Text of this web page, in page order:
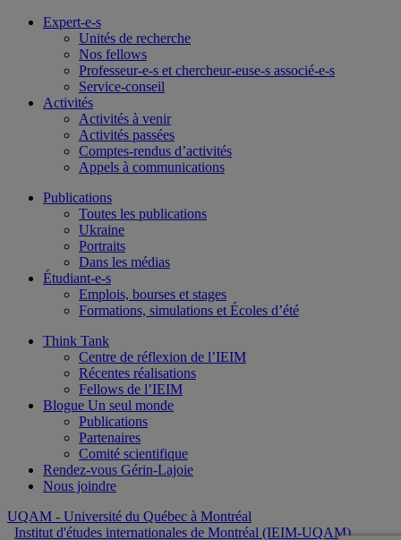
Expert-e-s
Unités de recherche
Nos fellows
Professeur-e-s et chercheur-euse-s associé-e-s
Service-conseil
Activités
Activités à venir
Activités passées
Comptes-rendus d’activités
Appels à communications
Publications
Toutes les publications
Ukraine
Portraits
Dans les médias
Étudiant-e-s
Emplois, bourses et stages
Formations, simulations et Écoles d’été
Think Tank
Centre de réflexion de l’IEIM
Récentes réalisations
Fellows de l’IEIM
Blogue Un seul monde
Publications
Partenaires
Comité scientifique
Rendez-vous Gérin-Lajoie
Nous joindre
UQAM - Université du Québec à Montréal
Institut d'études internationales de Montréal (IEIM-UQAM)